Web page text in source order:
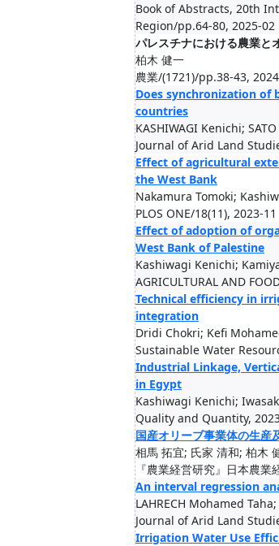
Book of Abstracts, 20th
Region/pp.64-80, 2025-02
パレスチナにおける農業と
柏木 健一
農業/(1721)/pp.38-43,
Does synchronization of
countries
KASHIWAGI Kenichi;
Journal of Arid Land
Effect of agricultural
the West Bank
Nakamura Tomoki;
PLOS ONE/18(11), 2023-11
Effect of adoption of
West Bank of Palestine
Kashiwagi Kenichi;
AGRICULTURAL AND
Technical efficiency in
integration
Dridi Chokri; Kefi
Sustainable Water
Industrial Linkage,
in Egypt
Kashiwagi Kenichi;
Quality and Quantity,
国産オリーブ事業体の生産
相馬 拓宜; 氏家 清和; 柏木
『農業経営研究』日本農
An interval regression
LAHRECH Mohamed
Journal of Arid Land
Irrigation Water Use